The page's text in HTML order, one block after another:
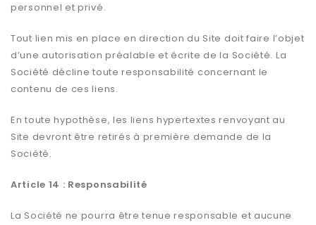
personnel et privé.
Tout lien mis en place en direction du Site doit faire l’objet
d’une autorisation préalable et écrite de la Société. La
Société décline toute responsabilité concernant le
contenu de ces liens.
En toute hypothèse, les liens hypertextes renvoyant au
Site devront être retirés à première demande de la
Société.
Article 14 : Responsabilité
La Société ne pourra être tenue responsable et aucune